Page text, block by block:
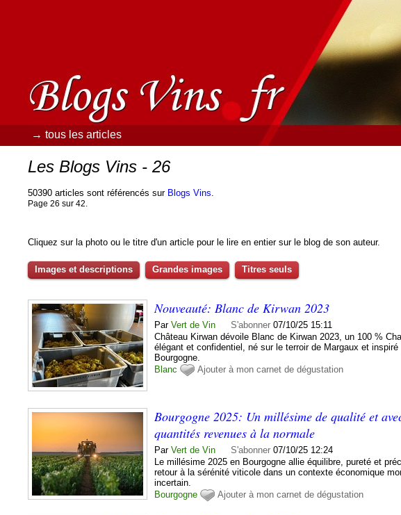
→ tous les articles
Les Blogs Vins - 26
50390 articles sont référencés sur Blogs Vins.
Page 26 sur 42.
Cliquez sur la photo ou le titre d'un article pour le lire en entier sur le blog de son auteur.
Images et descriptions Grandes images Titres seuls
Nouveauté: Blanc de Kirwan 2023
ParVert de Vin S'abonner 07/10/25 15:11
Château Kirwan dévoile Blanc de Kirwan 2023, un 100 %
élégant et confidentiel, né sur le terroir de Margaux et inspiré
Bourgogne.
Blanc
Ajouter à mon carnet de dégustation
Bourgogne 2025: Un millésime de qualité et
quantités revenues à la normale
ParVert de Vin S'abonner 07/10/25 12:24
Le millésime 2025 en Bourgogne allie équilibre, pureté et
retour à la sérénité viticole dans un contexte économique
incertain.
Bourgogne
Ajouter à mon carnet de dégustation